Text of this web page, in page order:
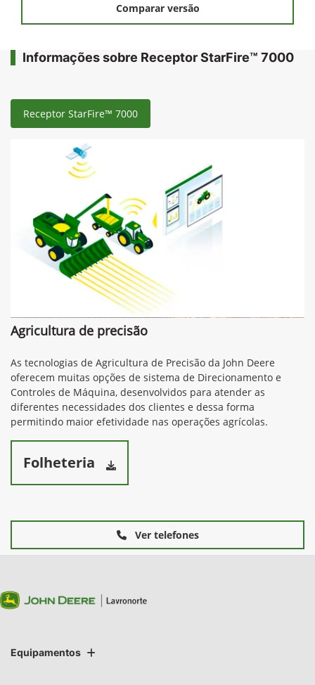
Comparar versão
Informações sobre Receptor StarFire™ 7000
Receptor StarFire™ 7000
Agricultura de precisão
As tecnologias de Agricultura de Precisão da John Deere
oferecem muitas opções de sistema de Direcionamento e
Controles de Máquina, desenvolvidos para atender as
diferentes necessidades dos clientes e dessa forma
permitindo maior efetividade nas operações agrícolas.
Folheteria
Ver telefones
Equipamentos